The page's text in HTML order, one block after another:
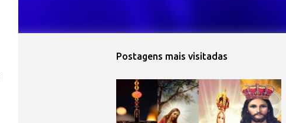
Postagens mais visitadas